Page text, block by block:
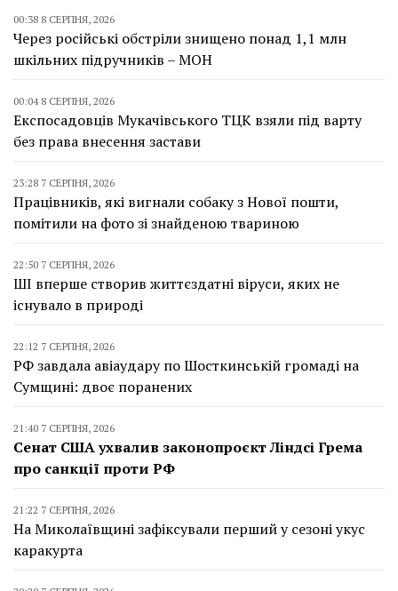
00:38 8 СЕРПНЯ, 2026
Через російські обстріли знищено понад 1,1 млн
шкільних підручників – МОН
00:04 8 СЕРПНЯ, 2026
Експосадовців Мукачівського ТЦК взяли під варту
без права внесення застави
23:28 7 СЕРПНЯ, 2026
Працівників, які вигнали собаку з Нової пошти,
помітили на фото зі знайденою твариною
22:50 7 СЕРПНЯ, 2026
ШІ вперше створив життєздатні віруси, яких не
існувало в природі
22:12 7 СЕРПНЯ, 2026
РФ завдала авіаудару по Шосткинській громаді на
Сумщині: двоє поранених
21:40 7 СЕРПНЯ, 2026
Сенат США ухвалив законопроєкт Ліндсі Грема
про санкції проти РФ
21:22 7 СЕРПНЯ, 2026
На Миколаївщині зафіксували перший у сезоні укус
каракурта